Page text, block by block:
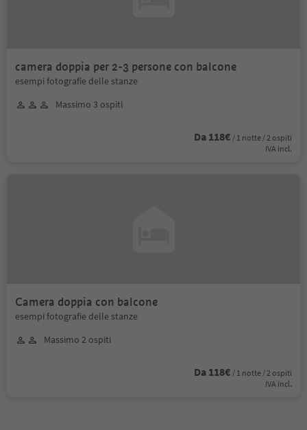
camera doppia per 2-3 persone con balcone
esempi fotografie delle stanze
Massimo 3 ospiti
Da 118€ / 1 notte / 2 ospiti
IVA incl.
Camera doppia con balcone
esempi fotografie delle stanze
Massimo 2 ospiti
Da 118€ / 1 notte / 2 ospiti
IVA incl.